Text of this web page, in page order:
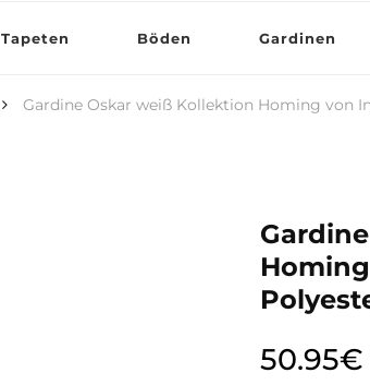
Tapeten Böden Gardinen
Gardine Oskar weiß Kollektion Homing von
50.95€